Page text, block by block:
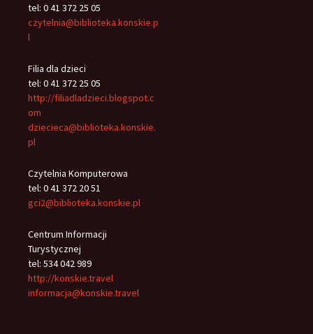
tel: 0 41 372 25 05
czytelnia@biblioteka.konskie.p
l
Filia dla dzieci
tel: 0 41 372 25 05
http://filiadladzieci.blogspot.c
om
dziecieca@biblioteka.konskie.
pl
Czytelnia Komputerowa
tel: 0 41 372 20 51
gci2@biblioteka.konskie.pl
Centrum Informacji
Turystycznej
tel: 534 042 989
http://konskie.travel
informacja@konskie.travel